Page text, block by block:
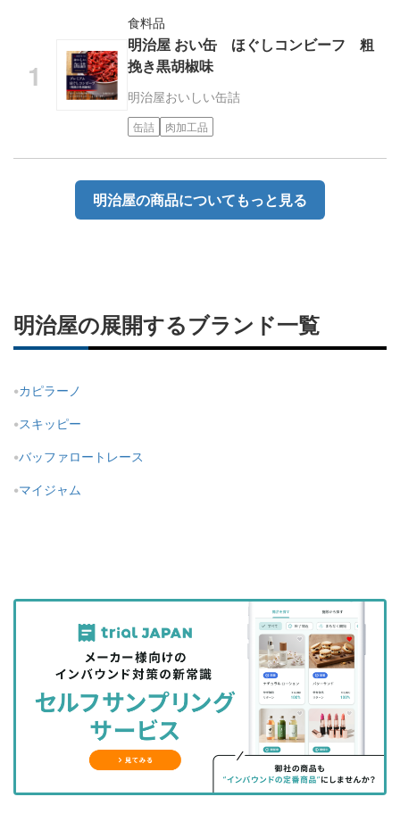
食料品
明治屋 おい缶 ほぐしコンビーフ 粗
挽き黒胡椒味
明治屋おいしい缶詰
缶詰 肉加工品
明治屋の商品についてもっと見る
明治屋の展開するブランド一覧
カピラーノ
スキッピー
バッファロートレース
マイジャム